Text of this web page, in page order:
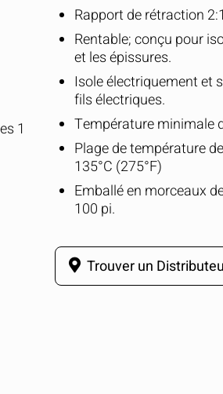
1
Rapport de rétraction 2:1
Rentable; conçu pour
et les épissures.
Isole électriquement et
fils électriques.
Température minimale
Plage de température
135°C (275°F)
Emballé en morceaux
100 pi.
Trouver un